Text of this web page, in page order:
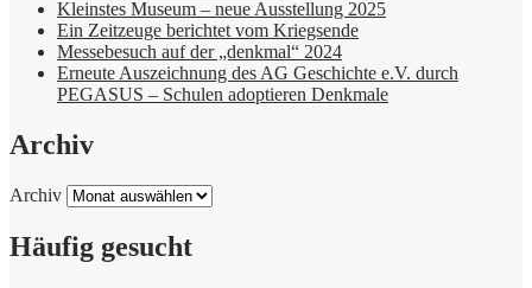
Kleinstes Museum – neue Ausstellung 2025
Ein Zeitzeuge berichtet vom Kriegsende
Messebesuch auf der „denkmal“ 2024
Erneute Auszeichnung des AG Geschichte e.V. durch
PEGASUS – Schulen adoptieren Denkmale
Archiv
Archiv
Häufig gesucht